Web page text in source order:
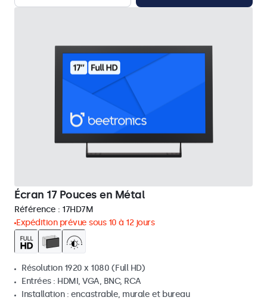
Écran 17 Pouces en Métal
Référence : 17HD7M
Expédition prévue sous 10 à 12 jours
Résolution 1920 x 1080 (Full HD)
Entrées : HDMI, VGA, BNC, RCA
Installation : encastrable, murale et bureau